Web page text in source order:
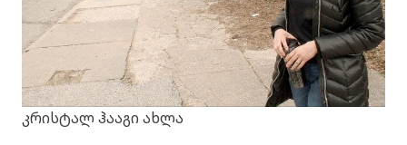
კრისტალ ჰააგი ახლა